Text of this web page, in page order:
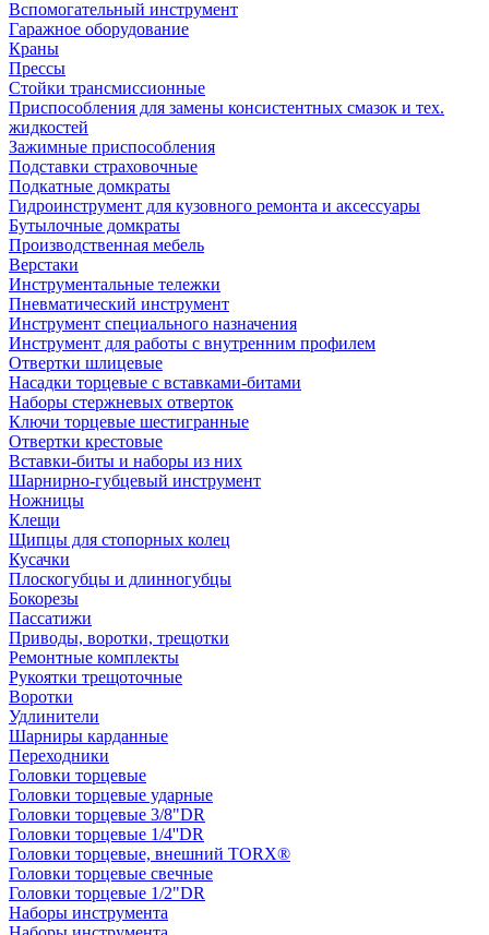
Вспомогательный инструмент
Гаражное оборудование
Краны
Прессы
Стойки трансмиссионные
Приспособления для замены консистентных смазок и тех.
жидкостей
Зажимные приспособления
Подставки страховочные
Подкатные домкраты
Гидроинструмент для кузовного ремонта и аксессуары
Бутылочные домкраты
Производственная мебель
Верстаки
Инструментальные тележки
Пневматический инструмент
Инструмент специального назначения
Инструмент для работы с внутренним профилем
Отвертки шлицевые
Насадки торцевые с вставками-битами
Наборы стержневых отверток
Ключи торцевые шестигранные
Отвертки крестовые
Вставки-биты и наборы из них
Шарнирно-губцевый инструмент
Ножницы
Клещи
Щипцы для стопорных колец
Кусачки
Плоскогубцы и длинногубцы
Бокорезы
Пассатижи
Приводы, воротки, трещотки
Ремонтные комплекты
Рукоятки трещоточные
Воротки
Удлинители
Шарниры карданные
Переходники
Головки торцевые
Головки торцевые ударные
Головки торцевые 3/8"DR
Головки торцевые 1/4''DR
Головки торцевые, внешний TORX®
Головки торцевые свечные
Головки торцевые 1/2"DR
Наборы инструмента